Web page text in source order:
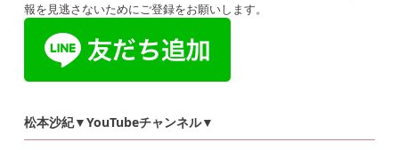
報を見逃さないためにご登録をお願いします。
松本沙紀▼YouTubeチャンネル▼